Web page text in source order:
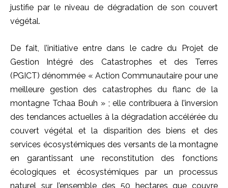
justifie par le niveau de dégradation de son couvert
végétal.
De fait, l’initiative entre dans le cadre du Projet de
Gestion Intégré des Catastrophes et des Terres
(PGICT) dénommée « Action Communautaire pour une
meilleure gestion des catastrophes du flanc de la
montagne Tchaa Bouh » ; elle contribuera à l’inversion
des tendances actuelles à la dégradation accélérée du
couvert végétal et la disparition des biens et des
services écosystémiques des versants de la montagne
en garantissant une reconstitution des fonctions
écologiques et écosystémiques par un processus
naturel sur l’ensemble des 50 hectares que couvre